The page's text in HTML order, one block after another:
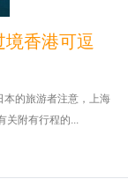
香港可逗
本的旅游者注意，上海
关附有行程的...